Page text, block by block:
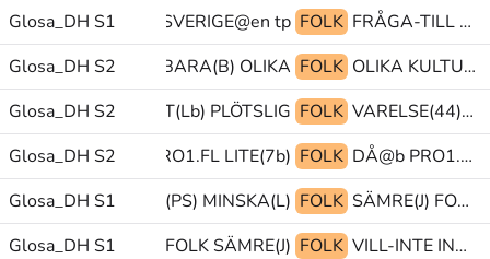
Glosa_DH S1
KOMMA-HIT(Lb) SVERIGE@en tp@& FOLK
FRÅGA-TILL VÄG I@b
Glosa_DH S2PU@g BARA(B) OLIKA FOLK
OLIKA KULTUR BARA(B)
Glosa_DH S2
PRO1 KOMMA-DIT(Lb) PLÖTSLIG FOLK
VARELSE(44)+BEFINNA@p.FL PRO1 TITTA-PÅ
Glosa_DH S2JA@b PRO1.FL LITE(7b) FOLK
DÅ@b PRO1.FL KLASS
Glosa_DH S1
BÖRJA GLOSA:(PS) MINSKA(L) FOLK
SÄMRE(J) FOLK VILL-INTE
Glosa_DH S1MINSKA(L) FOLK SÄMRE(J) FOLK
VILL-INTE IN@b tp@&